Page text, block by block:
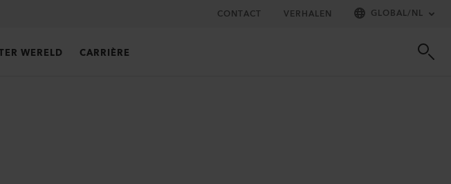
CONTACT VERHALEN GLOBAL/NL
WERELD CARRIÈRE